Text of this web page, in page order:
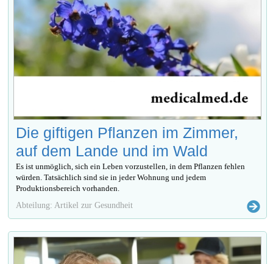
Die giftigen Pflanzen im Zimmer,
auf dem Lande und im Wald
Es ist unmöglich, sich ein Leben vorzustellen, in dem Pflanzen fehlen
würden. Tatsächlich sind sie in jeder Wohnung und jedem
Produktionsbereich vorhanden.
Abteilung: Artikel zur Gesundheit